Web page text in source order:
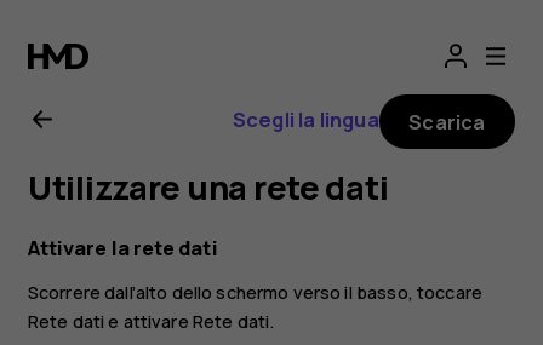
Manuale
d’uso
del
Nokia
6.2
Scegli la lingua Scarica
Utilizzare una rete dati
Attivare la rete dati
Scorrere dall’alto dello schermo verso il basso, toccare
Rete dati e attivare Rete dati.